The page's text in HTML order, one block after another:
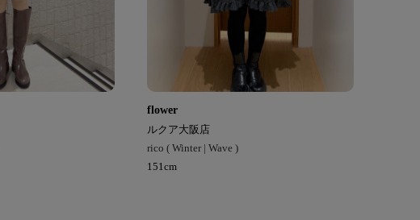
flower
ルクア大阪店
rico ( Winter | Wave )
151cm